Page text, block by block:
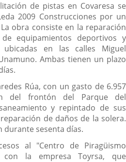
de pistas en Covaresa se
2009 Construcciones por un
obra consiste en la reparación
equipamientos deportivos y
en las calles Miguel
Ambas tienen un plazo
Rúa, con un gasto de 6.957
del frontón del Parque del
y repintado de sus
de daños de la solera.
durante sesenta días.
al "Centro de Piragüismo
con la empresa Toyrsa, que